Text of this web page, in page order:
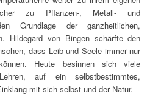
zu Pflanzen-, Metall- und
Grundlage der ganzheitlichen,
Hildegard von Bingen schärfte den
dass Leib und Seele immer nur
Heute besinnen sich viele
auf ein selbstbestimmtes,
mit sich selbst und der Natur.